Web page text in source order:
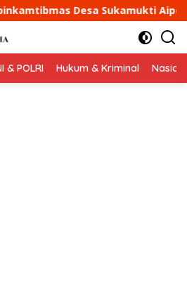
Agus Sukmana Laksanakan
& POLRI Hukum & Kriminal